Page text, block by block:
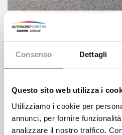
Consenso Dettagli
Questo sito web utilizza i
Utilizziamo i cookie per
annunci, per fornire
analizzare il nostro traffico.
Fiat 500c
9.900€
VEDI